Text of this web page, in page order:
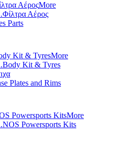
ΑέροςMore
Φίλτρα Αέρος
Parts
Kit & TyresMore
Body Kit & Tyres
Plates and Rims
Powersports KitsMore
NOS Powersports Kits